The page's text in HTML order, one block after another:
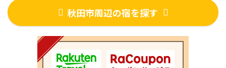
秋田市周辺の宿を探す